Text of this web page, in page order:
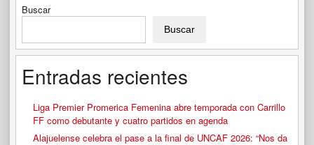
Buscar
Buscar
Entradas recientes
Liga Premier Promerica Femenina abre temporada con Carrillo
FF como debutante y cuatro partidos en agenda
Alajuelense celebra el pase a la final de UNCAF 2026: “Nos da